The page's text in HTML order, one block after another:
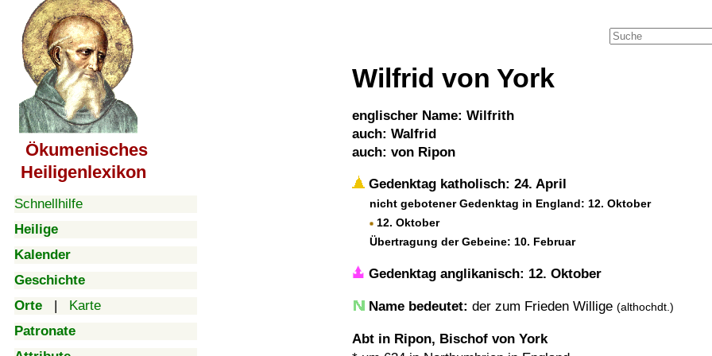
Ökumenisches
Heiligenlexikon
Schnellhilfe
Heilige
Kalender
Geschichte
Orte | Karte
Patronate
Wilfrid von York
englischer Name: Wilfrith
auch: Walfrid
auch: von Ripon
Gedenktag katholisch: 24. April
nicht gebotener Gedenktag in England: 12. Oktober
12. Oktober
Übertragung der Gebeine: 10. Februar
Gedenktag anglikanisch: 12. Oktober
Name bedeutet: der zum Frieden Willige (althochdt.)
Abt in Ripon, Bischof von York